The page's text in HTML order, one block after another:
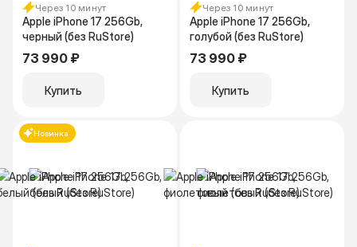
Через 10 минут
Apple iPhone 17 256Gb,
черный (без RuStore)
73 990 ₽
Купить
Через 10 минут
Apple iPhone 17 256Gb,
голубой (без RuStore)
73 990 ₽
Купить
Новинка